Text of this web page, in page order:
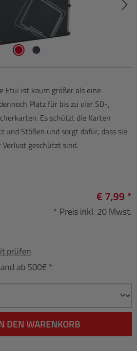
Etui ist kaum größer als eine
Platz für bis zu vier SD-,
Es schützt die Karten
und Stößen und sorgt dafür, dass sie
geschützt sind.
€ 7,99 *
* Preis inkl. 20 Mwst.
prüfen
ab 500€ *
DEN WARENKORB